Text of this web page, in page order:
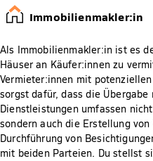
Immobilienmakler:in
Als Immobilienmakler:in ist es
Häuser an Käufer:innen zu
Vermieter:innen mit
sorgst dafür, dass die
Dienstleistungen umfassen
sondern auch die Erstellung
Durchführung von
mit beiden Parteien. Du stellst